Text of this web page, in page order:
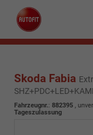
Skoda Fabia
Fahrzeugnr.: 882395 ,
Tageszulassung